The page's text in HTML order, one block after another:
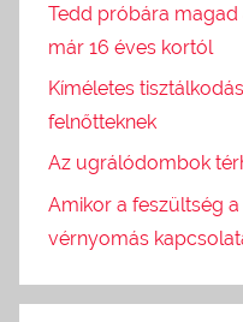
Tedd próbára
már 16 éves kortól
Kíméletes
felnőtteknek
Az ugrálódombok
Amikor a feszültség a
vérnyomás